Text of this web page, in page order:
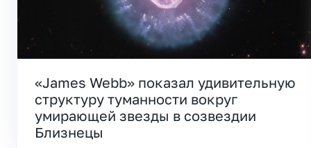
«James Webb» показал удивительную
структуру туманности вокруг
умирающей звезды в созвездии
Близнецы